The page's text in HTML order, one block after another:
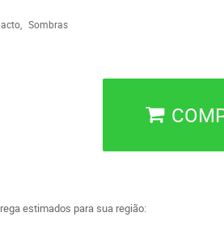
Sombras
estimados para sua região: